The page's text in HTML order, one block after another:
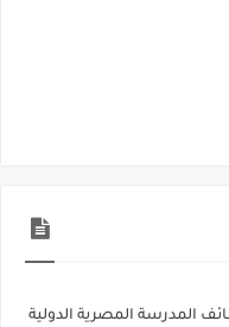
المدرسة المصرية الدولية